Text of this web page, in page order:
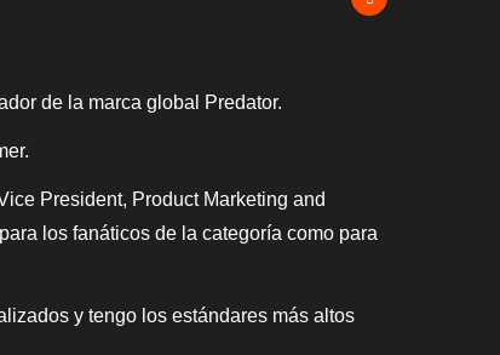
de la marca global Predator.
President, Product Marketing and
los fanáticos de la categoría como para
y tengo los estándares más altos